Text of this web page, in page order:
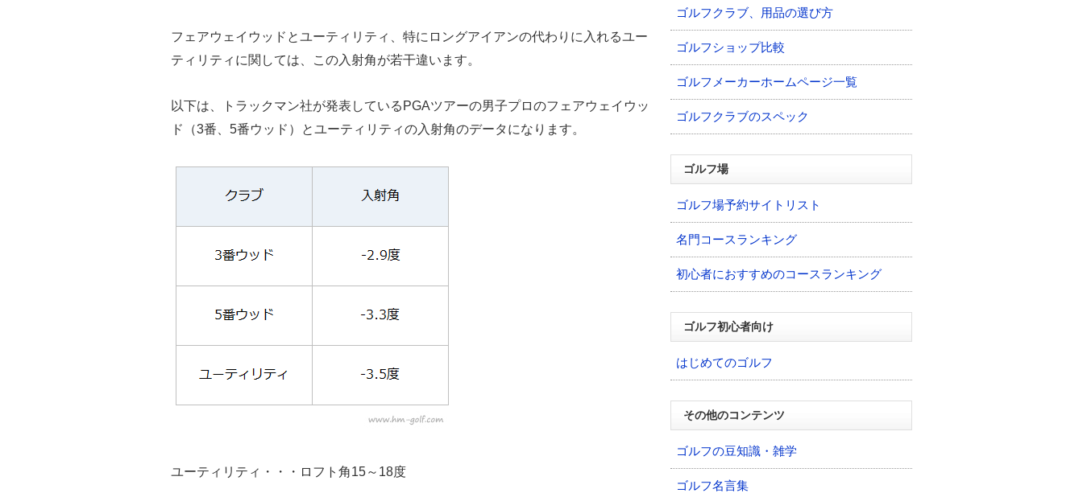
フェアウェイウッドとユーティリティ、特にロングアイアンの代わりに入れるユー
ティリティに関しては、この入射角が若干違います。
以下は、トラックマン社が発表しているPGAツアーの男子プロのフェアウェイウッ
ド（3番、5番ウッド）とユーティリティの入射角のデータになります。
ユーティリティ・・・ロフト角15～18度
ゴルフクラブ、用品の選び方
ゴルフショップ比較
ゴルフメーカーホームページ一覧
ゴルフクラブのスペック
ゴルフ場
ゴルフ場予約サイトリスト
名門コースランキング
初心者におすすめのコースランキング
ゴルフ初心者向け
はじめてのゴルフ
その他のコンテンツ
ゴルフの豆知識・雑学
ゴルフ名言集